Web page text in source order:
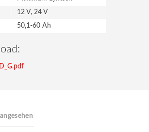
12 V, 24 V
50,1-60 Ah